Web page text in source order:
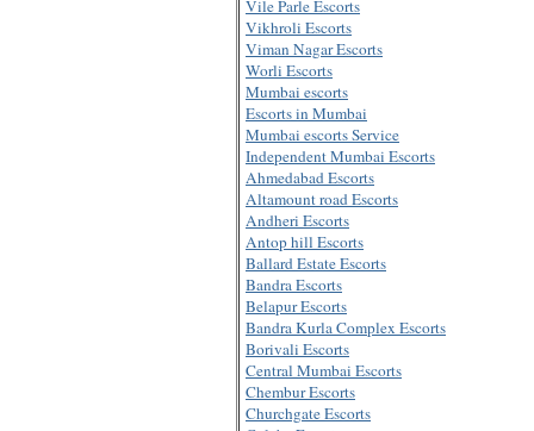
Vile Parle Escorts
Vikhroli Escorts
Viman Nagar Escorts
Worli Escorts
Mumbai escorts
Escorts in Mumbai
Mumbai escorts Service
Independent Mumbai Escorts
Ahmedabad Escorts
Altamount road Escorts
Andheri Escorts
Antop hill Escorts
Ballard Estate Escorts
Bandra Escorts
Belapur Escorts
Bandra Kurla Complex Escorts
Borivali Escorts
Central Mumbai Escorts
Chembur Escorts
Churchgate Escorts